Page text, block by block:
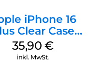
iPhone 16
Clear Case
MagSafe
Transparent
35,90 €
inkl. MwSt.